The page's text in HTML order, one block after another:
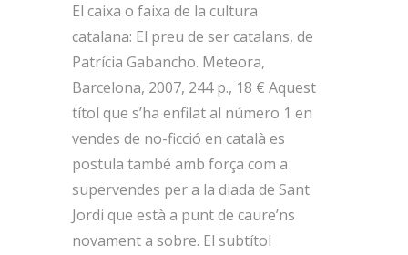
El caixa o faixa de la cultura
catalana: El preu de ser catalans, de
Patrícia Gabancho. Meteora,
Barcelona, 2007, 244 p., 18 € Aquest
títol que s’ha enfilat al número 1 en
vendes de no-ficció en català es
postula també amb força com a
supervendes per a la diada de Sant
Jordi que està a punt de caure’ns
novament a sobre. El subtítol